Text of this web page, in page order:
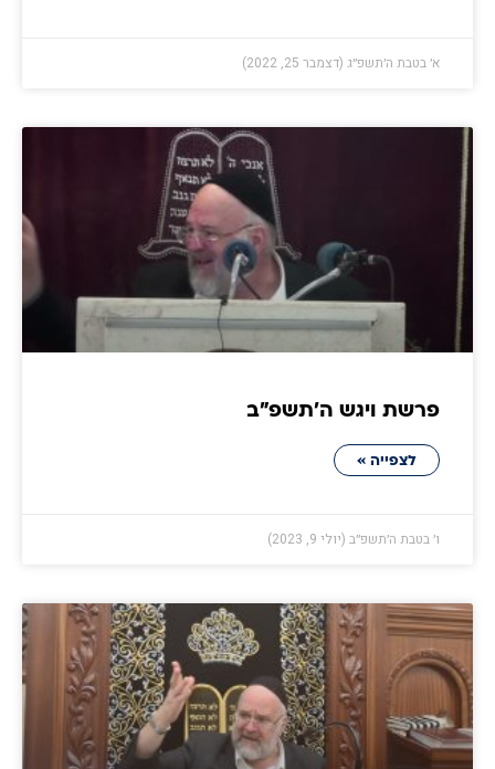
א׳ בטבת ה׳תשפ״ג (דצמבר 25, 2022)
פרשת ויגש ה׳תשפ״ב
לצפייה »
ו׳ בטבת ה׳תשפ״ב (יולי 9, 2023)